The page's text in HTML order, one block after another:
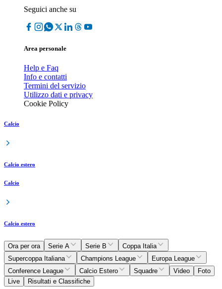
Seguici anche su
Area personale
Help e Faq
Info e contatti
Termini del servizio
Utilizzo dati e privacy
Cookie Policy
Calcio
Calcio estero
Calcio
Calcio estero
Ora per ora Serie A Serie B
Coppa Italia
Supercoppa Italiana
Champions League
Europa League
Conference League
Calcio Estero Squadre Video
Foto
Live
Risultati e Classifiche